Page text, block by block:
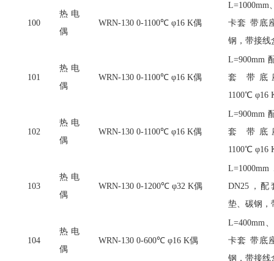
100
热电
偶
WRN-130 0-1100℃ φ16 K偶
L=1000mm
卡套 带底
钢，带接线
101
热电
偶
WRN-130 0-1100℃ φ16 K偶
L=900mm
套 带底
1100℃ φ16
102
热电
偶
WRN-130 0-1100℃ φ16 K偶
L=900mm
套 带底
1100℃ φ16
103
热电
偶
WRN-130 0-1200℃ φ32 K偶
DN25，
垫、碳钢，
104
热电
偶
WRN-130 0-600℃ φ16 K偶
L=400mm
卡套 带底
钢，带接线